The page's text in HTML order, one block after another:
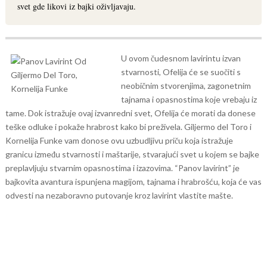
svet gde likovi iz bajki oživljavaju.
U ovom čudesnom lavirintu izvan
stvarnosti, Ofelija će se suočiti s
neobičnim stvorenjima, zagonetnim
tajnama i opasnostima koje vrebaju iz
tame. Dok istražuje ovaj izvanredni svet, Ofelija će morati da donese
teške odluke i pokaže hrabrost kako bi preživela. Giljermo del Toro i
Kornelija Funke vam donose ovu uzbudljivu priču koja istražuje
granicu između stvarnosti i maštarije, stvarajući svet u kojem se bajke
preplavljuju stvarnim opasnostima i izazovima. “Panov lavirint” je
bajkovita avantura ispunjena magijom, tajnama i hrabrošću, koja će vas
odvesti na nezaboravno putovanje kroz lavirint vlastite mašte.